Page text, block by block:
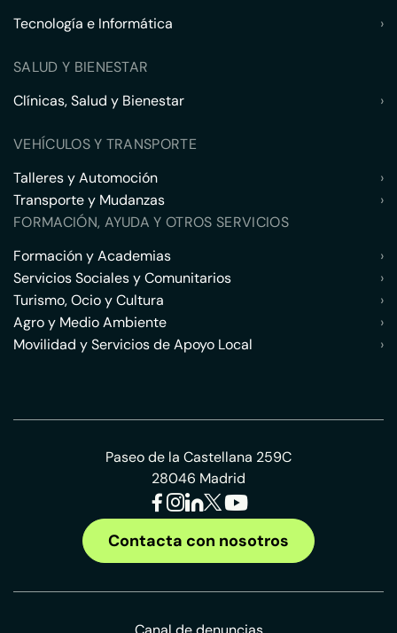
Tecnología e Informática
›
SALUD Y BIENESTAR
Clínicas, Salud y Bienestar
›
VEHÍCULOS Y TRANSPORTE
Talleres y Automoción
›
Transporte y Mudanzas
›
FORMACIÓN, AYUDA Y OTROS SERVICIOS
Formación y Academias
›
Servicios Sociales y Comunitarios
›
Turismo, Ocio y Cultura
›
Agro y Medio Ambiente
›
Movilidad y Servicios de Apoyo Local
›
Paseo de la Castellana 259C
28046 Madrid
Contacta con nosotros